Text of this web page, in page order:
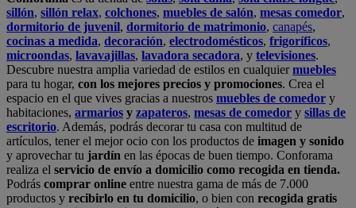
sillón, sillón relax, colchones, muebles de salón, mesas comedor,
dormitorio de juvenil, dormitorio de matrimonio, canapés,
cocinas a medida, decoración, electrodomésticos, frigoríficos,
microondas, lavavajillas, lavadora secadora, y televisiones.
Descubre nuestra amplia variedad de estilos en cualquiermuebles
para tu hogar, con los mejores precios y promociones. Crea el
espacio en el que vives gracias a nuestros muebles de comedor y
habitaciones, armarios y zapateros, mesas de comedor y sillas de
escritorio. Además, podrás decorar tu casa con multitud de
artículos, tener el mejor ocio con los productos de imagen y sonido
y aprovechar tu jardín en las épocas de buen tiempo. Conforama
realiza el servicio de envío a domicilio como recogida en tienda.
Podrás comprar online entre nuestra gama de más de 7.000
productos y recibirlo en tu domicilio, o bien con recogida gratis